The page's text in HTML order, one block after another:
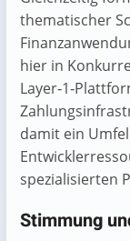
thematischer
hier in
damit ein
spezialisierten
Stimmung